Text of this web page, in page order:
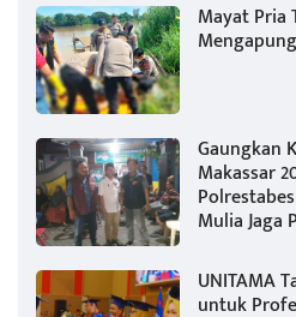
Mayat Pria
Gaungkan
Makassar
Mulia Jaga
UNITAMA
untuk